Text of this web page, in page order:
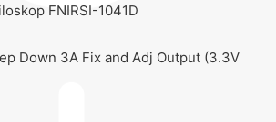
FNIRSI-1041D
Down 3A Fix and Adj Output (3.3V